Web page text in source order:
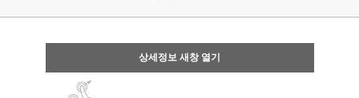
상세정보 새창 열기